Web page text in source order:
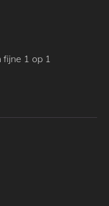
fijne 1 op 1